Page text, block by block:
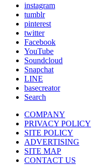
instagram
tumblr
pinterest
twitter
Facebook
YouTube
Soundcloud
Snapchat
LINE
basecreator
Search
COMPANY
PRIVACY POLICY
SITE POLICY
ADVERTISING
SITE MAP
CONTACT US